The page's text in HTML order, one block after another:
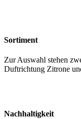
Sortiment
Zur Auswahl stehen
Duftrichtung Zitrone
Nachhaltigkeit